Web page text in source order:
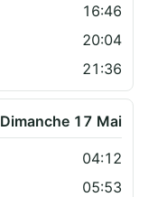
16:46
20:04
21:36
Dimanche 17 Mai
04:12
05:53